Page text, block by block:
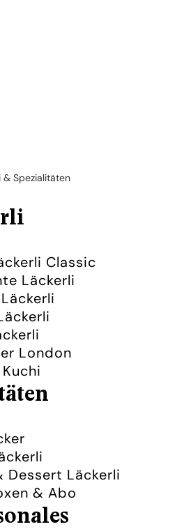
& Spezialitäten
Classic
Läckerli
London
Dessert Läckerli
& Abo